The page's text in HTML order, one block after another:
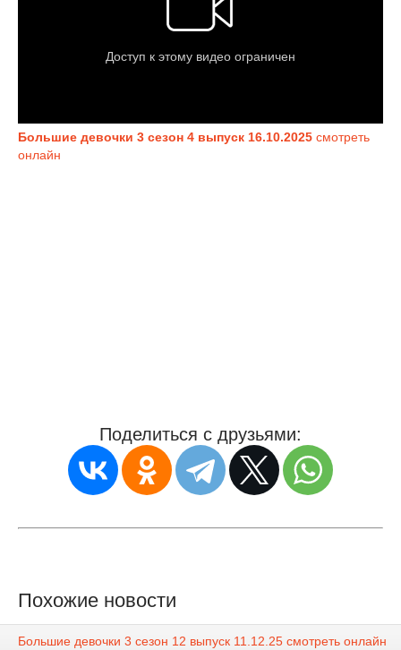
Большие девочки 3 сезон 4 выпуск 16.10.2025 смотреть
онлайн
Поделиться с друзьями:
Похожие новости
Большие девочки 3 сезон 12 выпуск 11.12.25 смотреть онлайн